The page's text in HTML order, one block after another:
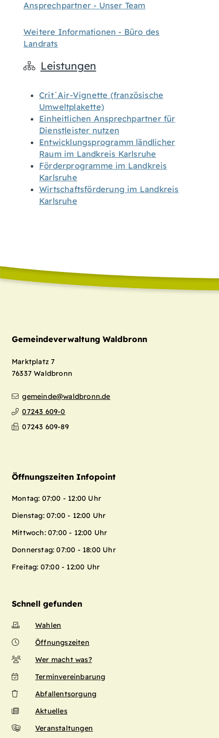
Ansprechpartner - Unser Team
Weitere Informationen - Büro des
Landrats
Leistungen
Crit´Air-Vignette (französische
Umweltplakette)
Einheitlichen Ansprechpartner für
Dienstleister nutzen
Entwicklungsprogramm ländlicher
Raum im Landkreis Karlsruhe
Förderprogramme im Landkreis
Karlsruhe
Wirtschaftsförderung im Landkreis
Karlsruhe
Gemeindeverwaltung Waldbronn
Marktplatz 7
76337 Waldbronn
gemeinde@waldbronn.de
07243 609-0
07243 609-89
Öffnungszeiten Infopoint
Montag: 07:00 - 12:00 Uhr
Dienstag: 07:00 - 12:00 Uhr
Mittwoch: 07:00 - 12:00 Uhr
Donnerstag: 07:00 - 18:00 Uhr
Freitag: 07:00 - 12:00 Uhr
Schnell gefunden
Wahlen
Öffnungszeiten
Wer macht was?
Terminvereinbarung
Abfallentsorgung
Aktuelles
Veranstaltungen